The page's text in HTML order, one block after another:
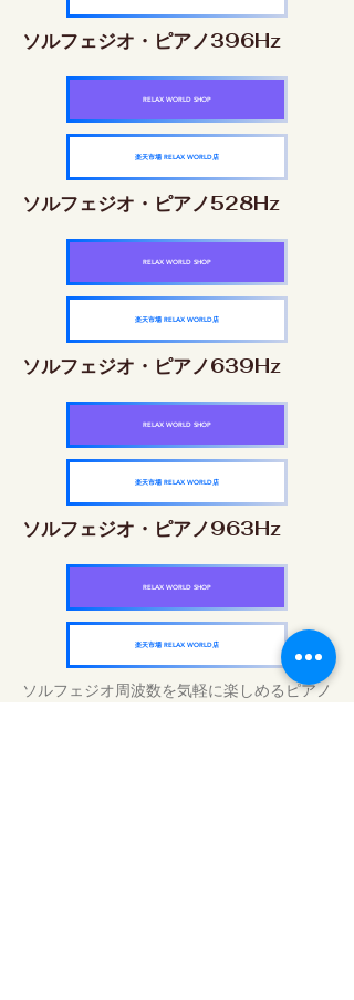
ソルフェジオ・ピアノ396Hz
RELAX WORLD SHOP
楽天市場 RELAX WORLD店
ソルフェジオ・ピアノ528Hz
RELAX WORLD SHOP
楽天市場 RELAX WORLD店
ソルフェジオ・ピアノ639Hz
RELAX WORLD SHOP
楽天市場 RELAX WORLD店
ソルフェジオ・ピアノ963Hz
RELAX WORLD SHOP
楽天市場 RELAX WORLD店
ソルフェジオ周波数を気軽に楽しめるピアノ